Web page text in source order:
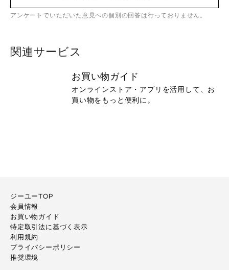
アンケートでいただいた意見への個別の回答は行っておりません。
関連サービス
お買い物ガイド
オンラインストア・アプリを活用して、お
買い物をもっと便利に。
ジーユーTOP
会員情報
お買い物ガイド
特定取引法に基づく表示
利用規約
プライバシーポリシー
推奨環境